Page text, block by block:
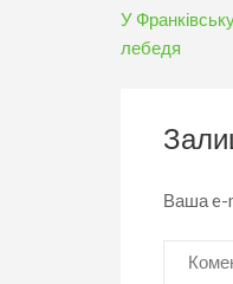
записів
У
лебедя
Ваша e-
Коментар